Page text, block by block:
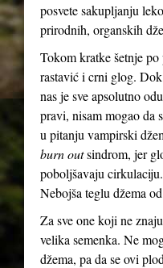
posvete sakupljanju
prirodnih, organskih
Tokom kratke šetnje
rastavić i crni glog.
nas je sve apsolutno
pravi, nisam mogao da
u pitanju vampirski
burn outsindrom, jer
poboljšavaju
Nebojša teglu džema
Za sve one koji ne
velika semenka. Ne
džema, pa da se ovi